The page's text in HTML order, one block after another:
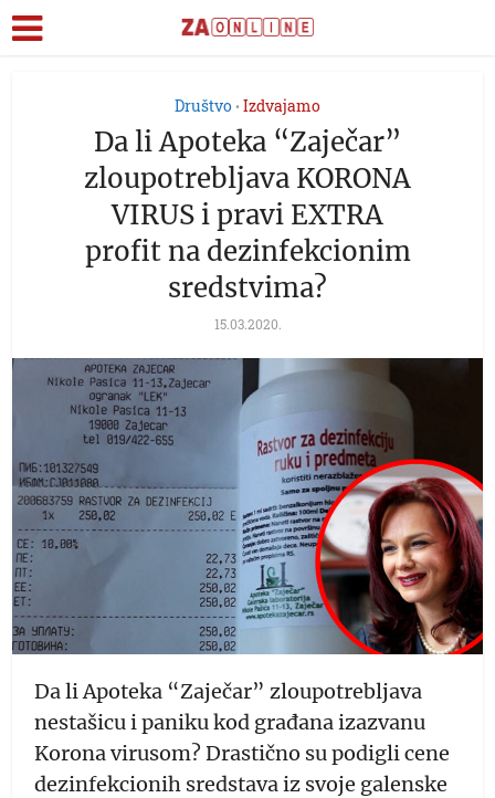
Društvo • Izdvajamo
Da li Apoteka “Zaječar”
zloupotrebljava KORONA
VIRUS i pravi EXTRA
profit na dezinfekcionim
sredstvima?
15.03.2020.
Da li Apoteka “Zaječar” zloupotrebljava
nestašicu i paniku kod građana izazvanu
Korona virusom? Drastično su podigli cene
dezinfekcionih sredstava iz svoje galenske